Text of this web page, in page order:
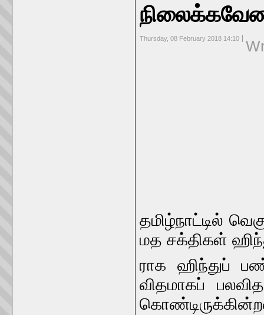
Thursday, 08 February 2018 14:10
தமிழ்நாட்டில்
மத சக்திகள்
ராக ஹிந்துப்
விதமாகப்